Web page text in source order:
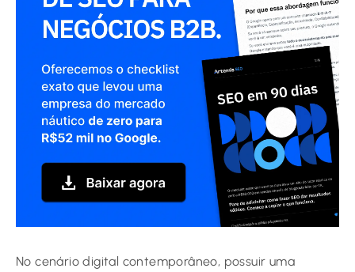
No cenário digital contemporâneo, possuir uma